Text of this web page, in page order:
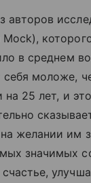
авторов
в среднем
себя моложе,
25 лет, и
желании им
значимых